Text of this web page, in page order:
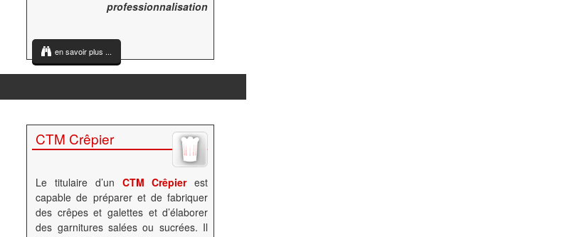
professionnalisation
en savoir plus ...
CTM Crêpier
Le titulaire d’un CTM Crêpierest
capable de préparer et de fabriquer
des crêpes et galettes et d’élaborer
des garnitures salées ou sucrées. Il